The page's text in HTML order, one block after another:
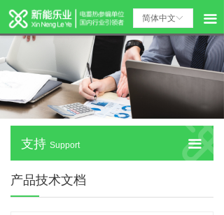
ꀅ
简体中文 끀
首页
产品
服务
支持
了解新乐能
产品技术文档
支持 Support 끀
产品选型工具
智暖系统
产品技术文档
技术团队支持
在线服务与支持